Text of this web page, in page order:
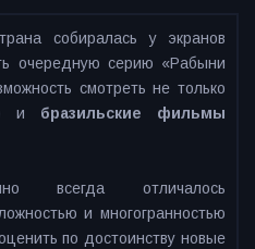
собиралась у экранов
очередную серию «Рабыни
смотреть не только
и бразильские фильмы
всегда отличалось
и многогранностью
по достоинству новые